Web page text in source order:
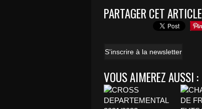
PARTAGER CET ARTICLE
S'inscrire à la newsletter
VOUS AIMEREZ AUSSI :